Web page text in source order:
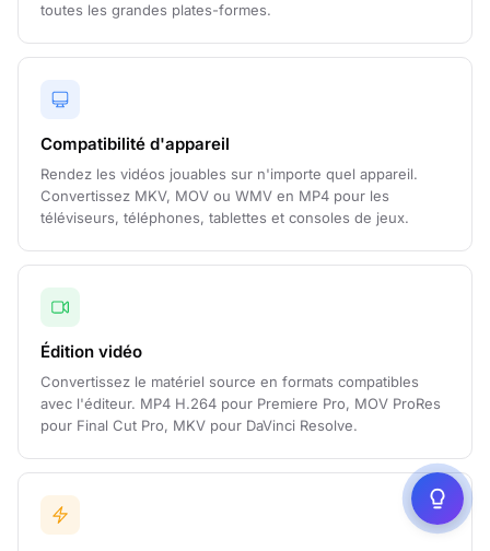
toutes les grandes plates-formes.
Compatibilité d'appareil
Rendez les vidéos jouables sur n'importe quel appareil.
Convertissez MKV, MOV ou WMV en MP4 pour les
téléviseurs, téléphones, tablettes et consoles de jeux.
Édition vidéo
Convertissez le matériel source en formats compatibles
avec l'éditeur. MP4 H.264 pour Premiere Pro, MOV ProRes
pour Final Cut Pro, MKV pour DaVinci Resolve.